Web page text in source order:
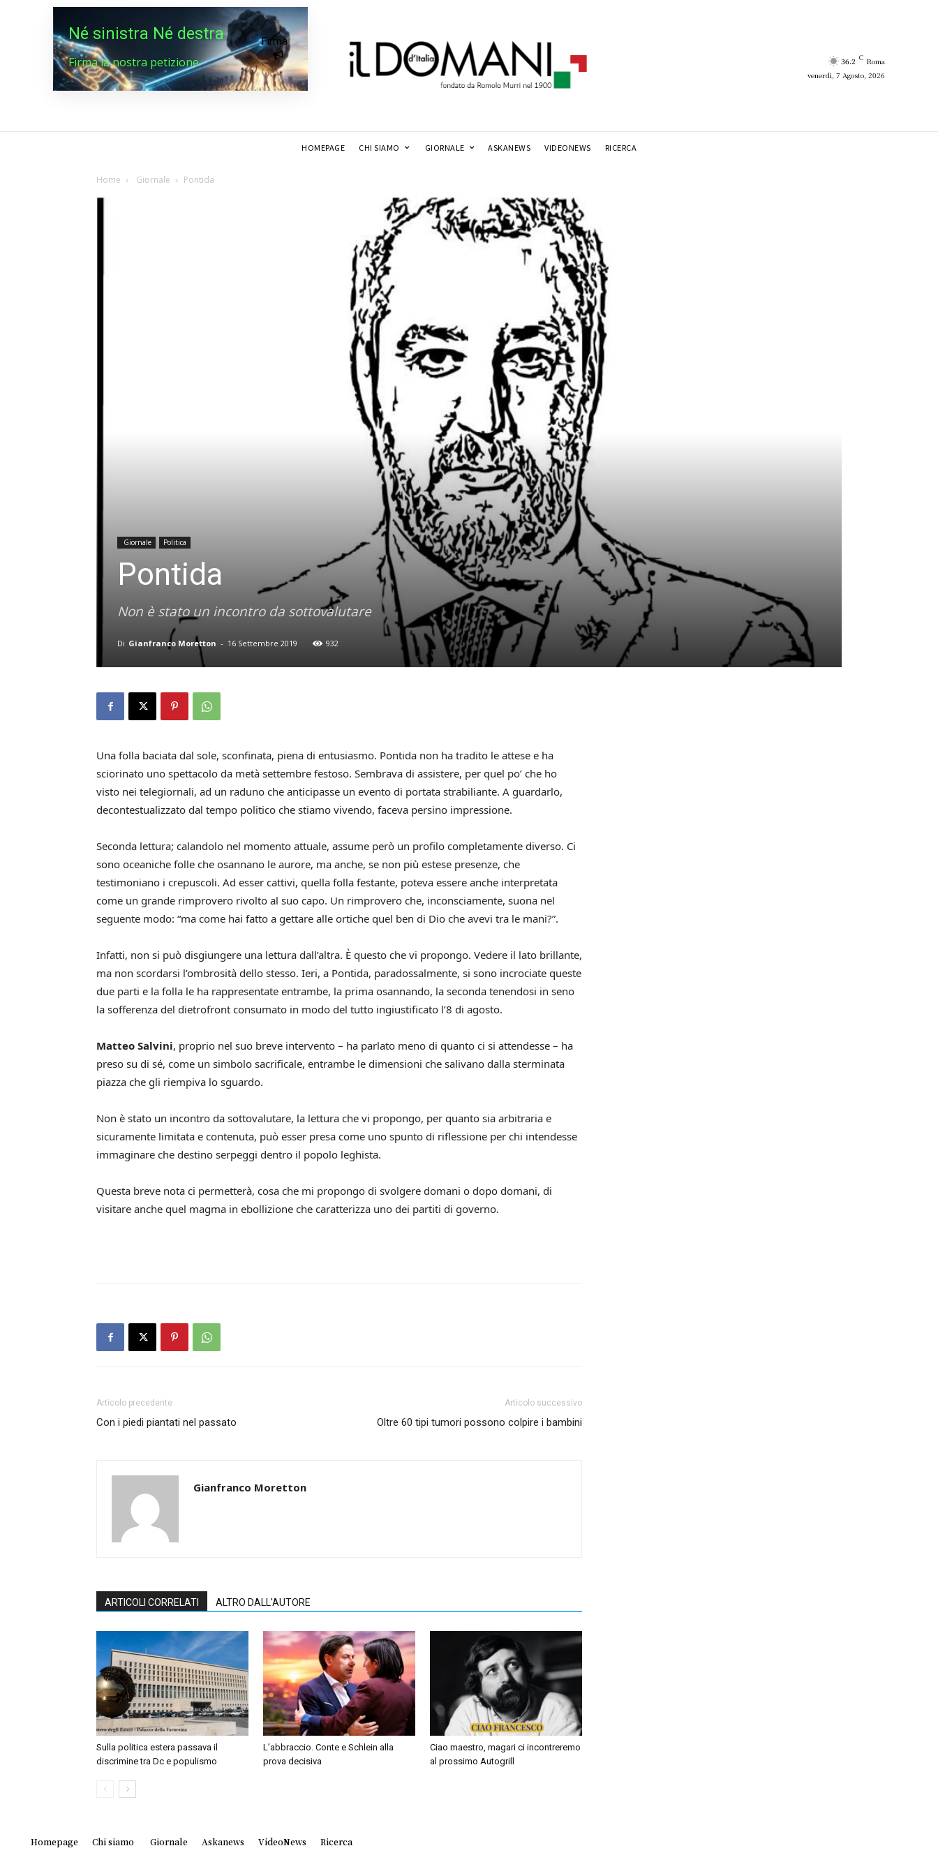
Né sinistra Né destra
Firma la nostra petizione
Firma
36.2 C Roma
venerdì, 7 Agosto, 2026
HOMEPAGE CHI SIAMO GIORNALE ASKANEWS VIDEONEWS RICERCA
Home Giornale Pontida
Giornale Politica
Pontida
Non è stato un incontro da sottovalutare
Di Gianfranco Moretton - 16 Settembre 2019 932
Una folla baciata dal sole, sconfinata, piena di entusiasmo. Pontida non ha tradito le attese e ha
sciorinato uno spettacolo da metà settembre festoso. Sembrava di assistere, per quel po’ che ho
visto nei telegiornali, ad un raduno che anticipasse un evento di portata strabiliante. A guardarlo,
decontestualizzato dal tempo politico che stiamo vivendo, faceva persino impressione.
Seconda lettura; calandolo nel momento attuale, assume però un profilo completamente diverso. Ci
sono oceaniche folle che osannano le aurore, ma anche, se non più estese presenze, che
testimoniano i crepuscoli. Ad esser cattivi, quella folla festante, poteva essere anche interpretata
come un grande rimprovero rivolto al suo capo. Un rimprovero che, inconsciamente, suona nel
seguente modo: “ma come hai fatto a gettare alle ortiche quel ben di Dio che avevi tra le mani?”.
Infatti, non si può disgiungere una lettura dall’altra. È questo che vi propongo. Vedere il lato brillante,
ma non scordarsi l’ombrosità dello stesso. Ieri, a Pontida, paradossalmente, si sono incrociate queste
due parti e la folla le ha rappresentate entrambe, la prima osannando, la seconda tenendosi in seno
la sofferenza del dietrofront consumato in modo del tutto ingiustificato l’8 di agosto.
Matteo Salvini, proprio nel suo breve intervento – ha parlato meno di quanto ci si attendesse – ha
preso su di sé, come un simbolo sacrificale, entrambe le dimensioni che salivano dalla sterminata
piazza che gli riempiva lo sguardo.
Non è stato un incontro da sottovalutare, la lettura che vi propongo, per quanto sia arbitraria e
sicuramente limitata e contenuta, può esser presa come uno spunto di riflessione per chi intendesse
immaginare che destino serpeggi dentro il popolo leghista.
Questa breve nota ci permetterà, cosa che mi propongo di svolgere domani o dopo domani, di
visitare anche quel magma in ebollizione che caratterizza uno dei partiti di governo.
Articolo precedente
Con i piedi piantati nel passato
Articolo successivo
Oltre 60 tipi tumori possono colpire i bambini
Gianfranco Moretton
ARTICOLI CORRELATI ALTRO DALL'AUTORE
Sulla politica estera passava il
discrimine tra Dc e populismo
L’abbraccio. Conte e Schlein alla
prova decisiva
Ciao maestro, magari ci incontreremo
al prossimo Autogrill
Homepage Chi siamo Giornale Askanews VideoNews Ricerca